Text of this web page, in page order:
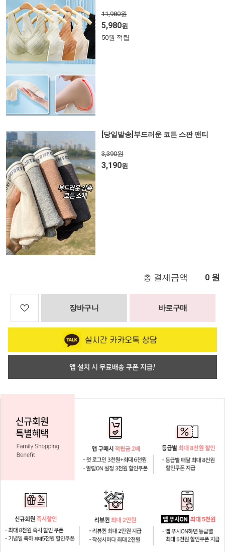
11,980원
5,980원
50원 적립
[당일발송]부드러운 코튼 스판 팬티
3,390원
3,190원
총 결제금액 0 원
장바구니 바로구매